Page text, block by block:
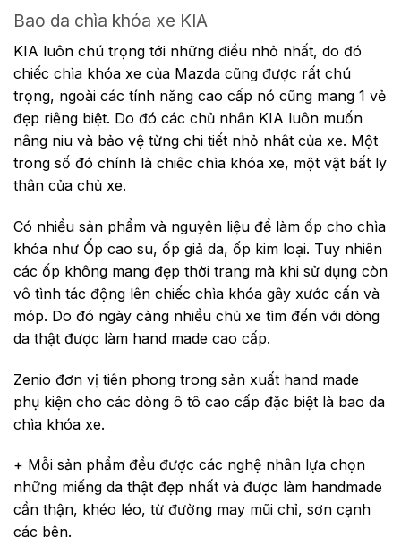
Bao da chìa khóa xe KIA
KIA luôn chú trọng tới những điều nhỏ nhất, do đó
chiếc chìa khóa xe của Mazda cũng được rất chú
trọng, ngoài các tính năng cao cấp nó cũng mang 1 vẻ
đẹp riêng biệt. Do đó các chủ nhân KIA luôn muốn
nâng niu và bảo vệ từng chi tiết nhỏ nhât của xe. Một
trong số đó chính là chiêc chìa khóa xe, một vật bất ly
thân của chủ xe.
Có nhiều sản phẩm và nguyên liệu để làm ốp cho chìa
khóa như Ốp cao su, ốp giả da, ốp kim loại. Tuy nhiên
các ốp không mang đẹp thời trang mà khi sử dụng còn
vô tình tác động lên chiếc chìa khóa gây xước cấn và
móp. Do đó ngày càng nhiều chủ xe tìm đến với dòng
da thật được làm hand made cao cấp.
Zenio đơn vị tiên phong trong sản xuất hand made
phụ kiện cho các dòng ô tô cao cấp đặc biệt là bao da
chìa khóa xe.
+ Mỗi sản phẩm đều được các nghệ nhân lựa chọn
những miếng da thật đẹp nhất và được làm handmade
cần thận, khéo léo, từ đường may mũi chỉ, sơn cạnh
các bên.